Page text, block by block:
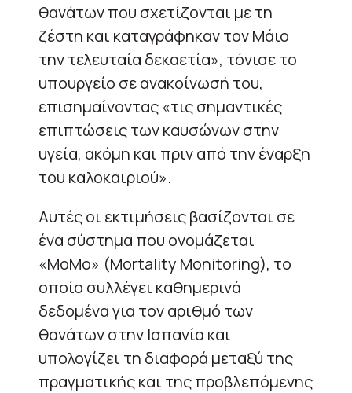
θανάτων που σχετίζονται με τη
ζέστη και καταγράφηκαν τον Μάιο
την τελευταία δεκαετία», τόνισε το
υπουργείο σε ανακοίνωσή του,
επισημαίνοντας «τις σημαντικές
επιπτώσεις των καυσώνων στην
υγεία, ακόμη και πριν από την έναρξη
του καλοκαιριού».
Αυτές οι εκτιμήσεις βασίζονται σε
ένα σύστημα που ονομάζεται
«MoMo» (Mortality Monitoring), το
οποίο συλλέγει καθημερινά
δεδομένα για τον αριθμό των
θανάτων στην Ισπανία και
υπολογίζει τη διαφορά μεταξύ της
πραγματικής και της προβλεπόμενης